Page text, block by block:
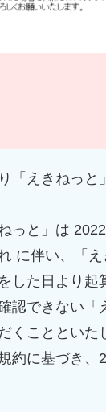
「えきねっと
ねっと」は
に伴い、「
した日より起
認できない「
くことといた
約に基づき、